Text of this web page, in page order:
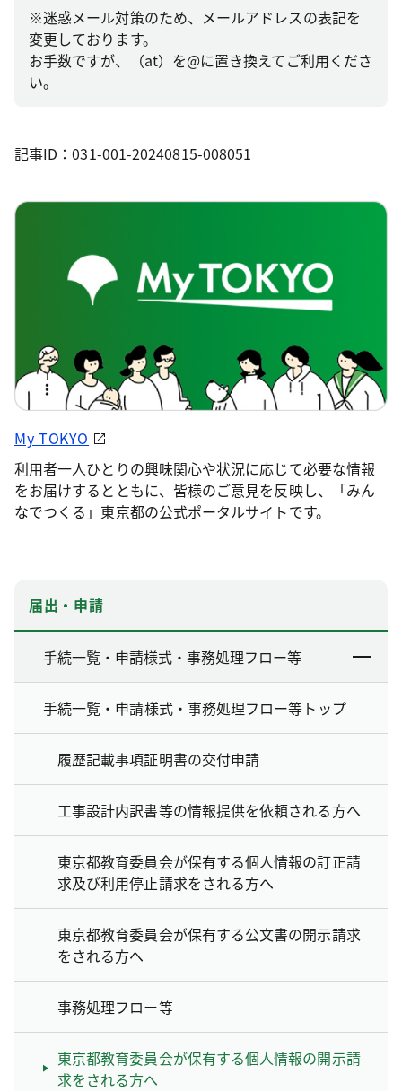
※迷惑メール対策のため、メールアドレスの表記を
変更しております。
お手数ですが、（at）を@に置き換えてご利用くださ
い。
記事ID：031-001-20240815-008051
My TOKYO
利用者一人ひとりの興味関心や状況に応じて必要な情報
をお届けするとともに、皆様のご意見を反映し、「みん
なでつくる」東京都の公式ポータルサイトです。
届出・申請
手続一覧・申請様式・事務処理フロー等
手続一覧・申請様式・事務処理フロー等トップ
履歴記載事項証明書の交付申請
工事設計内訳書等の情報提供を依頼される方へ
東京都教育委員会が保有する個人情報の訂正請
求及び利用停止請求をされる方へ
東京都教育委員会が保有する公文書の開示請求
をされる方へ
事務処理フロー等
東京都教育委員会が保有する個人情報の開示請
求をされる方へ